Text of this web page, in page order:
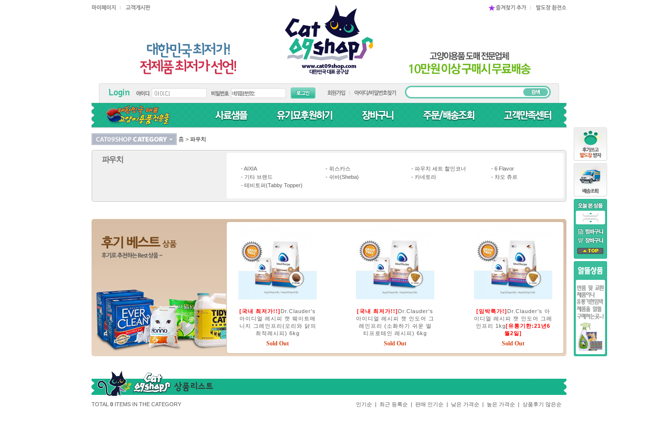
홈 > 파우치
파우치
-AIXIA - 위스카스 - 파우치 세트 할인코너 - 6 Flavor
- 기타 브랜드 - 쉬바(Sheba) - 카네토라 - 챠오 츄르
- 테비토퍼(Tabby Topper)
[국내 최저가!!] Dr.Clauder's
아이디얼 레시피 캣 웨이트매
니지 그레인프리(오리와 닭의
최적레시피) 6kg
Sold Out
[국내 최저가!!] Dr.Clauder's
아이디얼 레시피 캣 인도어 그
레인프리 (소화하기 쉬운 멀
티프로테인 레시피) 6kg
Sold Out
[임박특가!] Dr.Clauder's 아
이디얼 레시피 캣 인도어 그레
인프리 1kg[유통기한:21년6
월2일]
Sold Out
TOTAL 0 ITEMS IN THE CATEGORY 인기순 | 최근 등록순 | 판매 인기순 | 낮은 가격순 | 높은 가격순 | 상품후기 많은순